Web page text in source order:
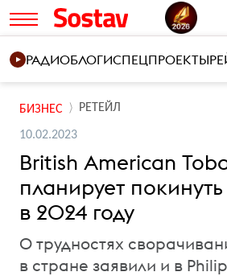
РАДИОБЛОГИСПЕЦПРОЕКТЫ
БИЗНЕС РЕТЕЙЛ
10.02.2023
British American
планирует
в 2024 году
О трудностях
в стране заявили и в